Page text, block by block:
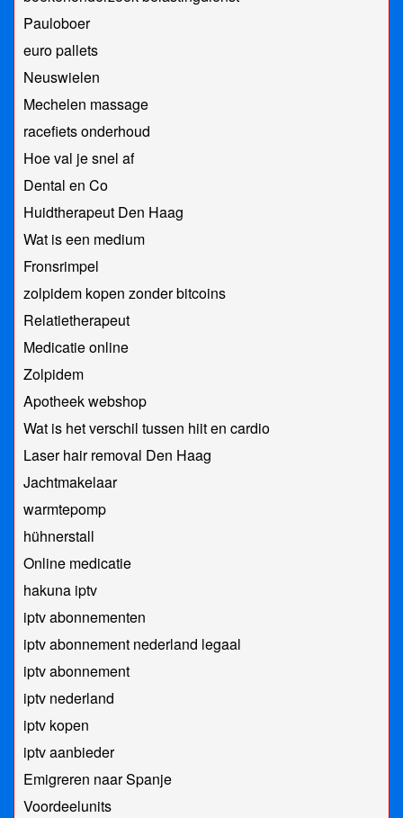
Pauloboer
euro pallets
Neuswielen
Mechelen massage
racefiets onderhoud
Hoe val je snel af
Dental en Co
Huidtherapeut Den Haag
Wat is een medium
Fronsrimpel
zolpidem kopen zonder bitcoins
Relatietherapeut
Medicatie online
Zolpidem
Apotheek webshop
Wat is het verschil tussen hiit en cardio
Laser hair removal Den Haag
Jachtmakelaar
warmtepomp
hühnerstall
Online medicatie
hakuna iptv
iptv abonnementen
iptv abonnement nederland legaal​
iptv abonnement
iptv nederland
iptv kopen
iptv aanbieder
Emigreren naar Spanje
Voordeelunits